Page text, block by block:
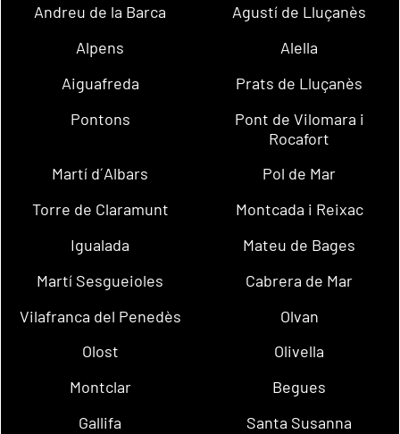
Andreu de la Barca
Agustí de Lluçanès
Alpens
Alella
Aiguafreda
Prats de Lluçanès
Pontons
Pont de Vilomara i
Rocafort
Martí d´Albars
Pol de Mar
Torre de Claramunt
Montcada i Reixac
Igualada
Mateu de Bages
Martí Sesgueioles
Cabrera de Mar
Vilafranca del Penedès
Olvan
Olost
Olivella
Montclar
Begues
Gallifa
Santa Susanna